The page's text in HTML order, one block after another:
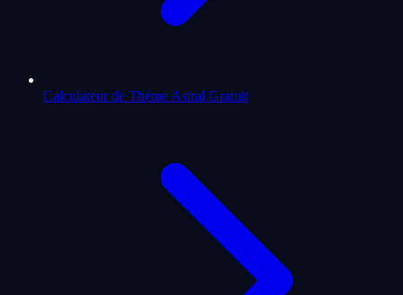
Calculateur de Thème Astral Gratuit